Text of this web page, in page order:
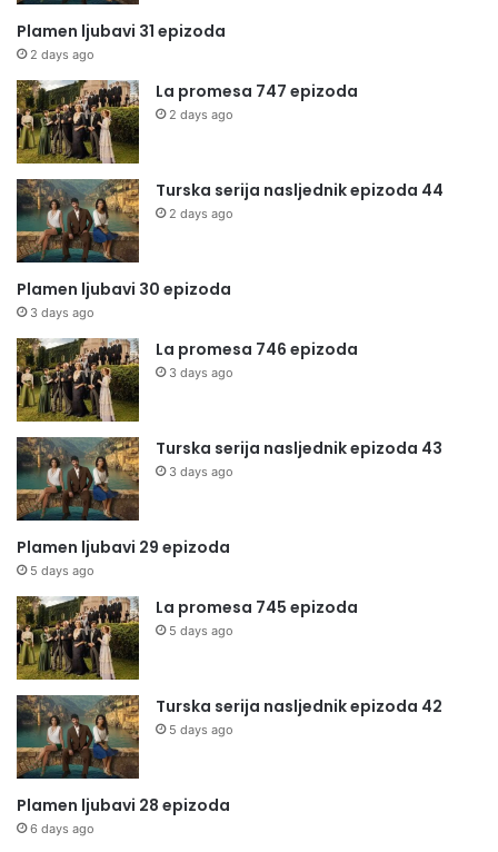
Plamen ljubavi 31 epizoda
2 days ago
La promesa 747 epizoda
2 days ago
Turska serija nasljednik epizoda 44
2 days ago
Plamen ljubavi 30 epizoda
3 days ago
La promesa 746 epizoda
3 days ago
Turska serija nasljednik epizoda 43
3 days ago
Plamen ljubavi 29 epizoda
5 days ago
La promesa 745 epizoda
5 days ago
Turska serija nasljednik epizoda 42
5 days ago
Plamen ljubavi 28 epizoda
6 days ago